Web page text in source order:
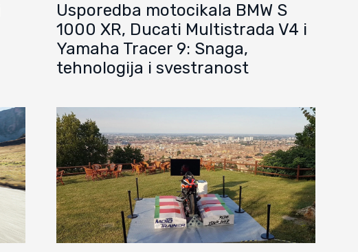
Usporedba motocikala BMW S
1000 XR, Ducati Multistrada V4 i
Yamaha Tracer 9: Snaga,
tehnologija i svestranost